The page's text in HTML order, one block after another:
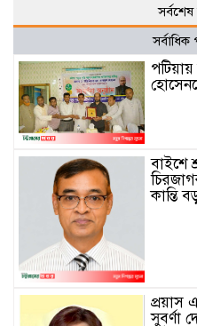
বাইশে
কান্তি
প্রয়াস
সুবর্ণা